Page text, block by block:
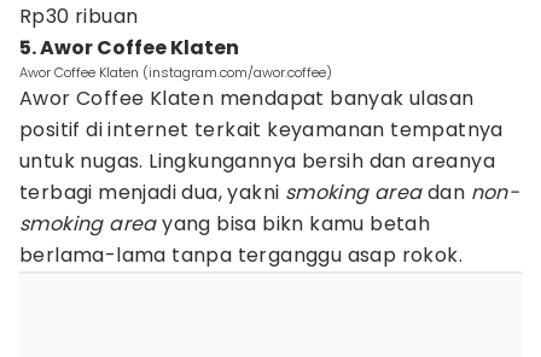
Rp30 ribuan
5. Awor Coffee Klaten
Awor Coffee Klaten (instagram.com/awor.coffee)
Awor Coffee Klaten mendapat banyak ulasan
positif di internet terkait keyamanan tempatnya
untuk nugas. Lingkungannya bersih dan areanya
terbagi menjadi dua, yakni smoking areadan non-
smoking areayang bisa bikn kamu betah
berlama-lama tanpa terganggu asap rokok.